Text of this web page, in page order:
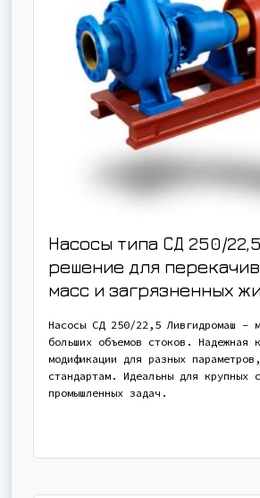
Насосы типа СД 250/
решение для
масс и загрязненных
Насосы СД 250/22,5 Ливгидромаш –
больших объемов стоков. Надежная
модификации для разных
стандартам. Идеальны для крупных
промышленных задач.